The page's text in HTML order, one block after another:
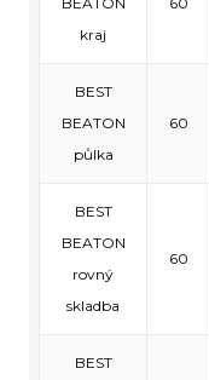
kraj
BEST
BEATON
půlka
60
BEST
BEATON
rovný
skladba
60
BEST